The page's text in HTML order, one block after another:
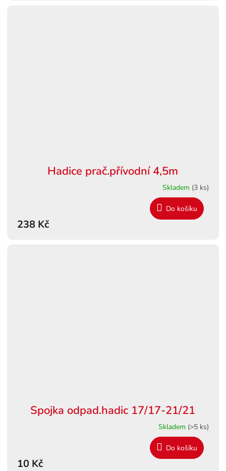
Hadice prač.přívodní 4,5m
Skladem (3 ks)
238 Kč
Do košíku
Spojka odpad.hadic 17/17-21/21
Skladem (>5 ks)
10 Kč
Do košíku